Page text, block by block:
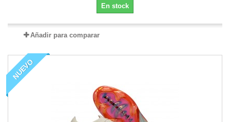
En stock
Añadir para comparar
NUEVO